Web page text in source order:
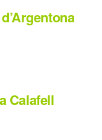
Calafell